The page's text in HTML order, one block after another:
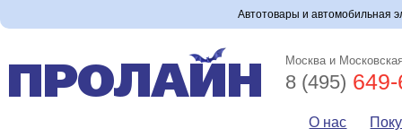
Автотовары и автомобильная
Москва и
8 (495)
О нас